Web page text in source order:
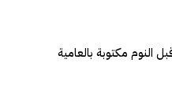
مكتوبة بالعامية